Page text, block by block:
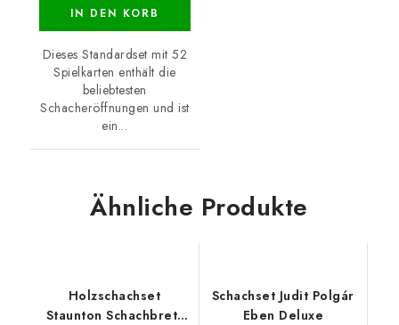
IN DEN KORB
Dieses Standardset mit 52
Spielkarten enthält die
beliebtesten
Schacheröffnungen und ist
ein...
Ähnliche Produkte
Holzschachset
Staunton Schachbrett
Schachset Judit Polgár
Eben Deluxe